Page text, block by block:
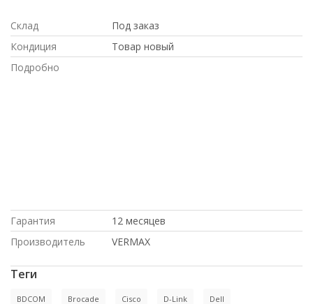
Склад
Под заказ
Кондиция
Товар новый
Подробно
Гарантия
12 месяцев
Производитель
VERMAX
Теги
BDCOM Brocade Cisco D-Link Dell